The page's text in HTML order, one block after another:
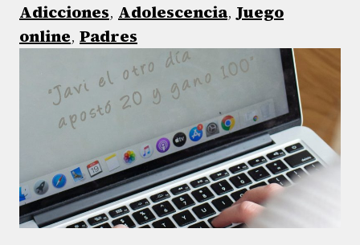
Adicciones, Adolescencia,Juego
online, Padres